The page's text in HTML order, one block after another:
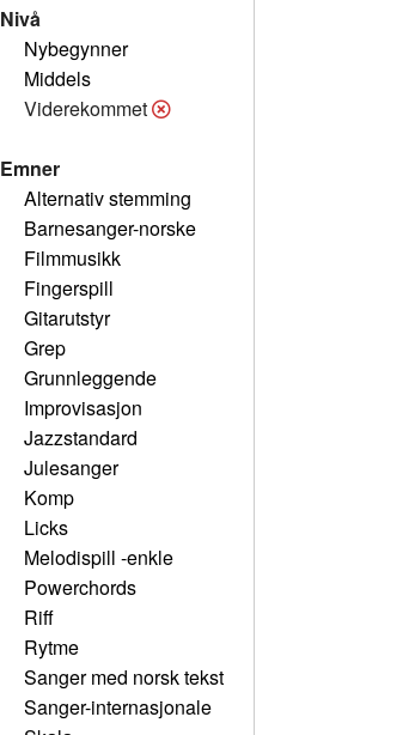
Nivå
Nybegynner
Middels
Viderekommet
Emner
Alternativ stemming
Barnesanger-norske
Filmmusikk
Fingerspill
Gitarutstyr
Grep
Grunnleggende
Improvisasjon
Jazzstandard
Julesanger
Komp
Licks
Melodispill -enkle
Powerchords
Riff
Rytme
Sanger med norsk tekst
Sanger-internasjonale